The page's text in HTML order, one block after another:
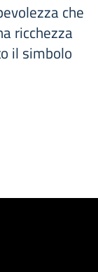
che
ricchezza
il simbolo